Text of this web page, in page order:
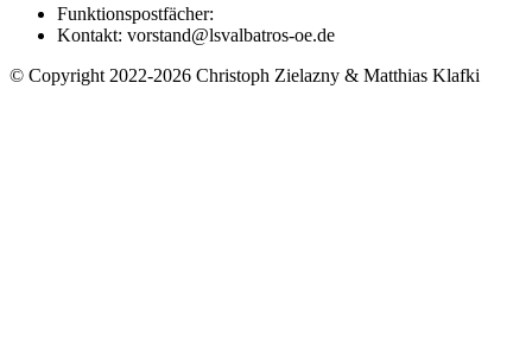
Funktionspostfächer:
Kontakt: vorstand@lsvalbatros-oe.de
© Copyright 2022-2026 Christoph Zielazny & Matthias Klafki